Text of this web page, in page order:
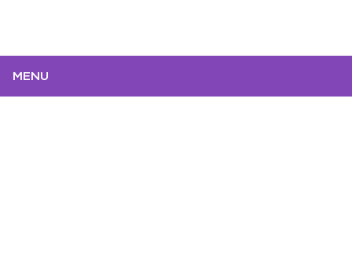
MENU